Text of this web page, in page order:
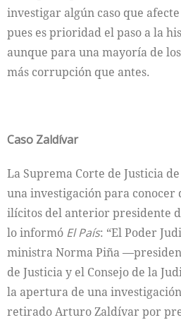
investigar algún caso que
pues es prioridad el paso a la
aunque para una mayoría de
más corrupción que antes.
Caso Zaldívar
La Suprema Corte de Justicia
una investigación para conocer
ilícitos del anterior presidente
lo informó El País: “El Poder
ministra Norma Piña
de Justicia y el Consejo de la
la apertura de una
retirado Arturo Zaldívar por